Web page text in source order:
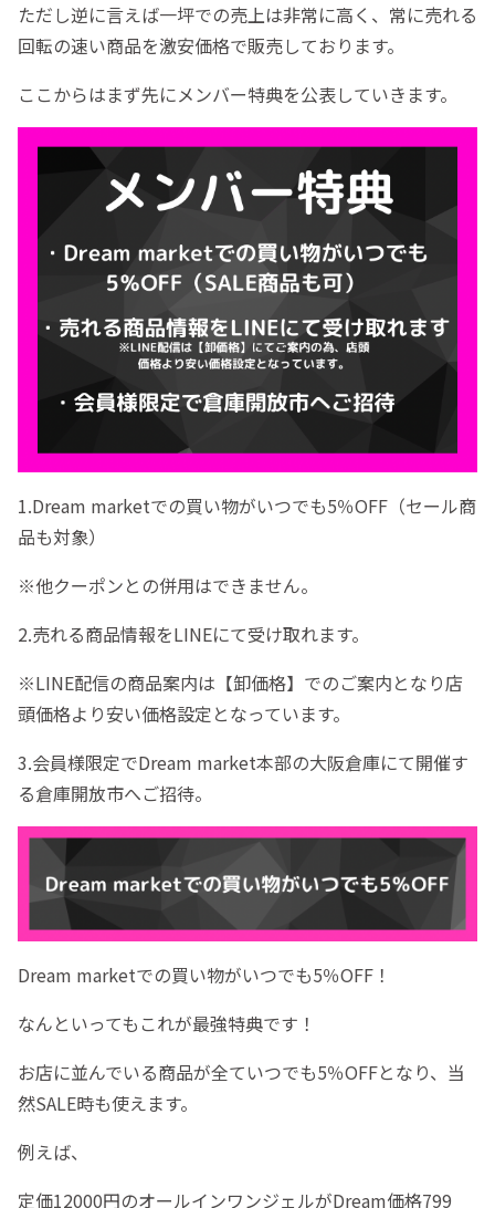
ただし逆に言えば一坪での売上は非常に高く、常に売れる
回転の速い商品を激安価格で販売しております。
ここからはまず先にメンバー特典を公表していきます。
1.Dream marketでの買い物がいつでも5％OFF（セール商
品も対象）
※他クーポンとの併用はできません。
2.売れる商品情報をLINEにて受け取れます。
※LINE配信の商品案内は【卸価格】でのご案内となり店
頭価格より安い価格設定となっています。
3.会員様限定でDream market本部の大阪倉庫にて開催す
る倉庫開放市へご招待。
Dream marketでの買い物がいつでも5％OFF！
なんといってもこれが最強特典です！
お店に並んでいる商品が全ていつでも5％OFFとなり、当
然SALE時も使えます。
例えば、
定価12000円のオールインワンジェルがDream価格799